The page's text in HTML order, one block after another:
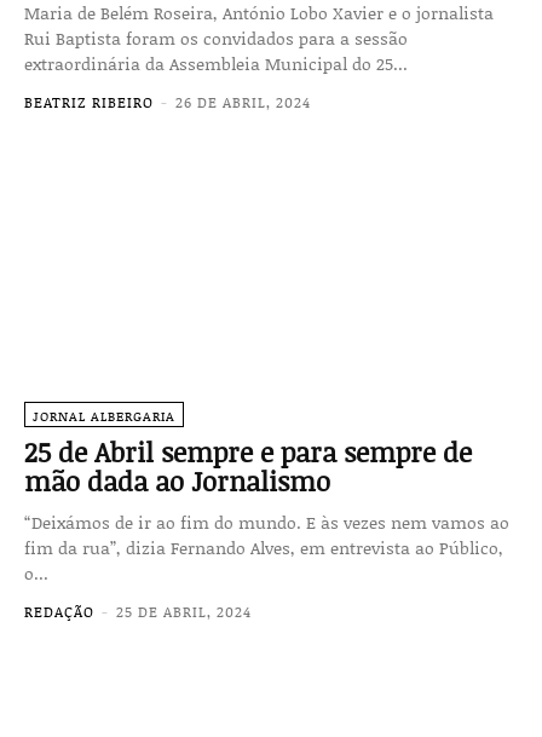
Maria de Belém Roseira, António Lobo Xavier e o jornalista
Rui Baptista foram os convidados para a sessão
extraordinária da Assembleia Municipal do 25...
BEATRIZ RIBEIRO - 26 DE ABRIL, 2024
JORNAL ALBERGARIA
25 de Abril sempre e para sempre de
mão dada ao Jornalismo
“Deixámos de ir ao fim do mundo. E às vezes nem vamos ao
fim da rua”, dizia Fernando Alves, em entrevista ao Público,
o...
REDAÇÃO - 25 DE ABRIL, 2024